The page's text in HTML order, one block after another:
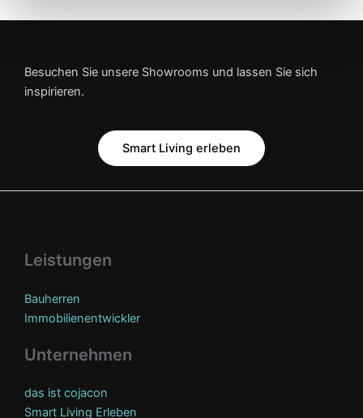
Besuchen Sie unsere Showrooms und lassen Sie sich
inspirieren.
Smart Living erleben
Leistungen
Bauherren
Immobilienentwickler
Unternehmen
das ist cojacon
Smart Living Erleben